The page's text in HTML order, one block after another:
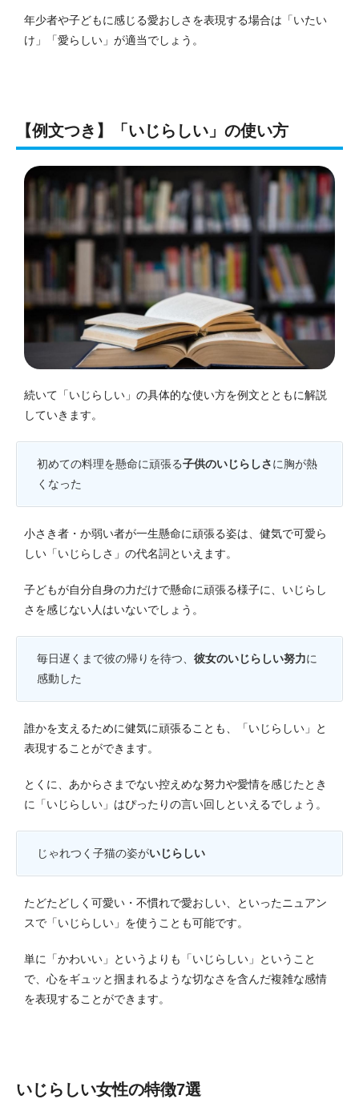
年少者や子どもに感じる愛おしさを表現する場合は「いたい
け」「愛らしい」が適当でしょう。
【例文つき】「いじらしい」の使い方
続いて「いじらしい」の具体的な使い方を例文とともに解説
していきます。
初めての料理を懸命に頑張る子供のいじらしさに胸が熱
くなった
小さき者・か弱い者が一生懸命に頑張る姿は、健気で可愛ら
しい「いじらしさ」の代名詞といえます。
子どもが自分自身の力だけで懸命に頑張る様子に、いじらし
さを感じない人はいないでしょう。
毎日遅くまで彼の帰りを待つ、 彼女のいじらしい努力に
感動した
誰かを支えるために健気に頑張ることも、「いじらしい」と
表現することができます。
とくに、あからさまでない控えめな努力や愛情を感じたとき
に「いじらしい」はぴったりの言い回しといえるでしょう。
じゃれつく子猫の姿がいじらしい
たどたどしく可愛い・不慣れで愛おしい、といったニュアン
スで「いじらしい」を使うことも可能です。
単に「かわいい」というよりも「いじらしい」ということ
で、心をギュッと掴まれるような切なさを含んだ複雑な感情
を表現することができます。
いじらしい女性の特徴7選